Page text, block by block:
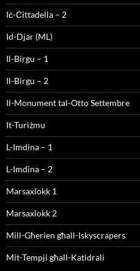
Iċ-Ċittadella – 2
Id-Djar (ML)
Il-Birgu – 1
Il-Birgu – 2
Il-Monument tal-Otto Settembre
It-Turiżmu
L-Imdina – 1
L-Imdina – 2
Marsaxlokk 1
Marsaxlokk 2
Mill-Għerien għall-Iskyscrapers
Mit-Tempji għall-Katidrali